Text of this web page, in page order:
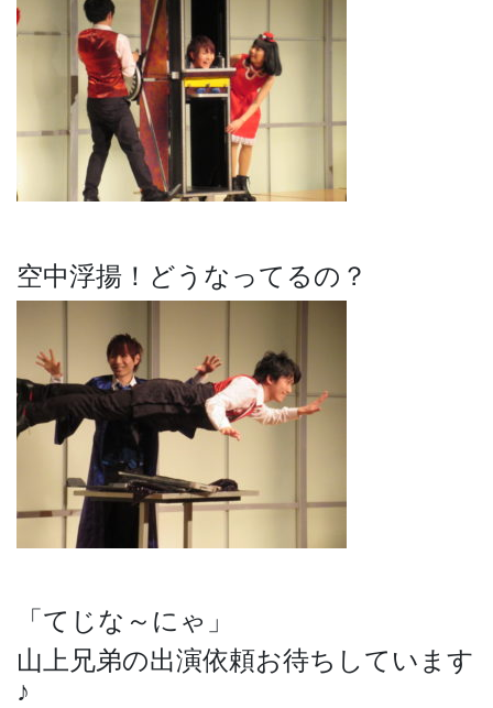
空中浮揚！どうなってるの？
「てじな～にゃ」
山上兄弟の出演依頼お待ちしています
♪